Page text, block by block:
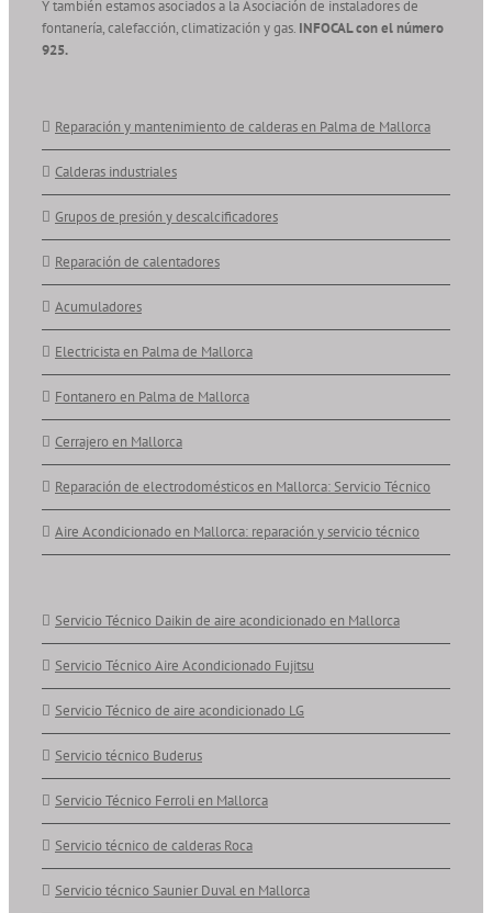
Y también estamos asociados a la Asociación de instaladores de
fontanería, calefacción, climatización y gas. INFOCAL con el número
925.
Reparación y mantenimiento de calderas en Palma de Mallorca
Calderas industriales
Grupos de presión y descalcificadores
Reparación de calentadores
Acumuladores
Electricista en Palma de Mallorca
Fontanero en Palma de Mallorca
Cerrajero en Mallorca
Reparación de electrodomésticos en Mallorca: Servicio Técnico
Aire Acondicionado en Mallorca: reparación y servicio técnico
Servicio Técnico Daikin de aire acondicionado en Mallorca
Servicio Técnico Aire Acondicionado Fujitsu
Servicio Técnico de aire acondicionado LG
Servicio técnico Buderus
Servicio Técnico Ferroli en Mallorca
Servicio técnico de calderas Roca
Servicio técnico Saunier Duval en Mallorca